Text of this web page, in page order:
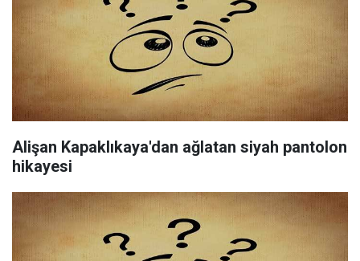
Alişan Kapaklıkaya'dan ağlatan siyah pantolon
hikayesi